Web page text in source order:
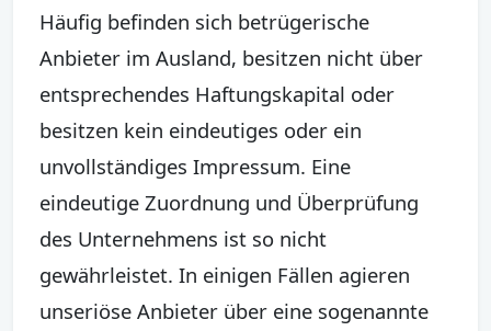
Häufig befinden sich betrügerische
Anbieter im Ausland, besitzen nicht über
entsprechendes Haftungskapital oder
besitzen kein eindeutiges oder ein
unvollständiges Impressum. Eine
eindeutige Zuordnung und Überprüfung
des Unternehmens ist so nicht
gewährleistet. In einigen Fällen agieren
unseriöse Anbieter über eine sogenannte